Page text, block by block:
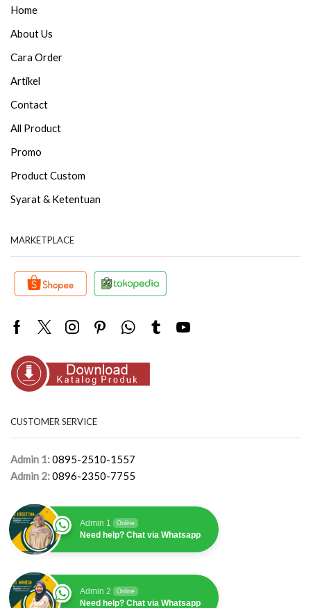
Home
About Us
Cara Order
Artikel
Contact
All Product
Promo
Product Custom
Syarat & Ketentuan
MARKETPLACE
Facebook
TwitterInstagram
PinterestWhatsapp
TumblrYoutube
CUSTOMER SERVICE
Admin 1:0895-2510-1557
Admin 2:0896-2350-7755
Admin 1 Online
Need help? Chat via Whatsapp
Admin 2 Online
Need help? Chat via Whatsapp